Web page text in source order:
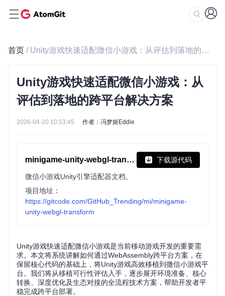
首页 / Unity游戏快速适配微信小游戏：从评估到落地的跨平台解决方案
Unity游戏快速适配微信小游戏：从
评估到落地的跨平台解决方案
2026-04-20 10:53:45 作者：冯梦姬Eddie
minigame-unity-webgl-transform 下载源代码
微信小游戏Unity引擎适配器文档。
项目地址：
https://gitcode.com/GitHub_Trending/mi/minigame-
unity-webgl-transform
Unity游戏快速适配微信小游戏是当前移动游戏开发的重要需
求。本文将系统讲解如何通过WebAssembly跨平台方案，在
保留核心代码的基础上，将Unity游戏高效移植到微信小游戏平
台。我们将从移植可行性评估入手，逐步展开环境准备、核心
转换、深度优化及生态对接的全流程技术方案，帮助开发者平
稳完成跨平台部署。